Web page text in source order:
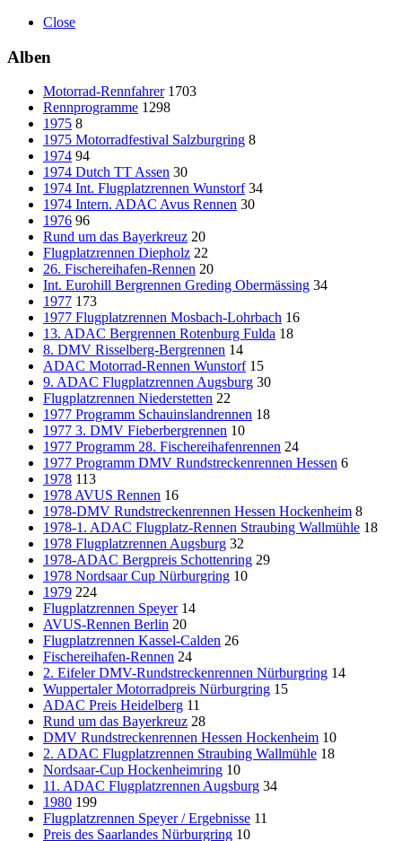
Close
Alben
Motorrad-Rennfahrer 1703
Rennprogramme 1298
1975 8
1975 Motorradfestival Salzburgring 8
1974 94
1974 Dutch TT Assen 30
1974 Int. Flugplatzrennen Wunstorf 34
1974 Intern. ADAC Avus Rennen 30
1976 96
Rund um das Bayerkreuz 20
Flugplatzrennen Diepholz 22
26. Fischereihafen-Rennen 20
Int. Eurohill Bergrennen Greding Obermässing 34
1977 173
1977 Flugplatzrennen Mosbach-Lohrbach 16
13. ADAC Bergrennen Rotenburg Fulda 18
8. DMV Risselberg-Bergrennen 14
ADAC Motorrad-Rennen Wunstorf 15
9. ADAC Flugplatzrennen Augsburg 30
Flugplatzrennen Niederstetten 22
1977 Programm Schauinslandrennen 18
1977 3. DMV Fieberbergrennen 10
1977 Programm 28. Fischereihafenrennen 24
1977 Programm DMV Rundstreckenrennen Hessen 6
1978 113
1978 AVUS Rennen 16
1978-DMV Rundstreckenrennen Hessen Hockenheim 8
1978-1. ADAC Flugplatz-Rennen Straubing Wallmühle 18
1978 Flugplatzrennen Augsburg 32
1978-ADAC Bergpreis Schottenring 29
1978 Nordsaar Cup Nürburgring 10
1979 224
Flugplatzrennen Speyer 14
AVUS-Rennen Berlin 20
Flugplatzrennen Kassel-Calden 26
Fischereihafen-Rennen 24
2. Eifeler DMV-Rundstreckenrennen Nürburgring 14
Wuppertaler Motorradpreis Nürburgring 15
ADAC Preis Heidelberg 11
Rund um das Bayerkreuz 28
DMV Rundstreckenrennen Hessen Hockenheim 10
2. ADAC Flugplatzrennen Straubing Wallmühle 18
Nordsaar-Cup Hockenheimring 10
11. ADAC Flugplatzrennen Augsburg 34
1980 199
Flugplatzrennen Speyer / Ergebnisse 11
Preis des Saarlandes Nürburgring 10